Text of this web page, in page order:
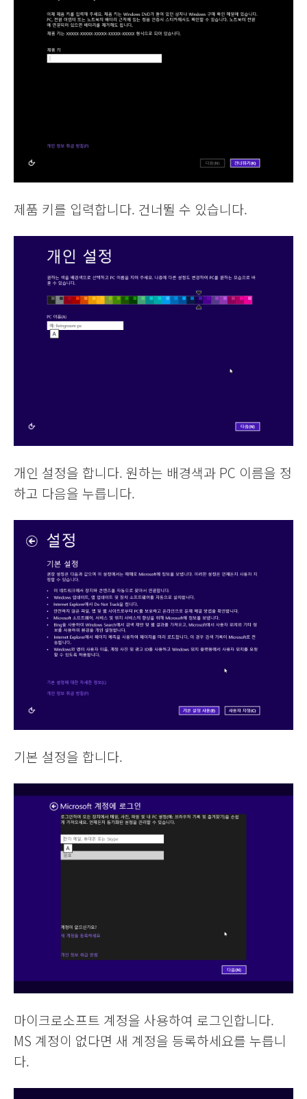
제품 키를 입력합니다. 건너뛸 수 있습니다.
개인 설정을 합니다. 원하는 배경색과 PC 이름을 정
하고 다음을 누릅니다.
기본 설정을 합니다.
마이크로소프트 계정을 사용하여 로그인합니다.
MS 계정이 없다면 새 계정을 등록하세요를 누릅니
다.